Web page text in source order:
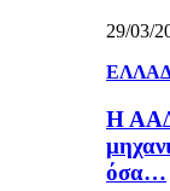
29/03/
Η
όσα…